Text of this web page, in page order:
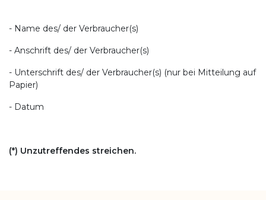
- Name des/ der Verbraucher(s)
- Anschrift des/ der Verbraucher(s)
- Unterschrift des/ der Verbraucher(s) (nur bei Mitteilung auf
Papier)
- Datum
(*) Unzutreffendes streichen.